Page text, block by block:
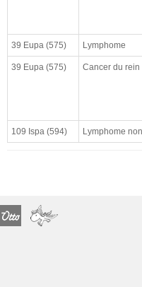
39 Eupa (575) Lymphome
39 Eupa (575) Cancer du rein
109 Ispa (594) Lymphome